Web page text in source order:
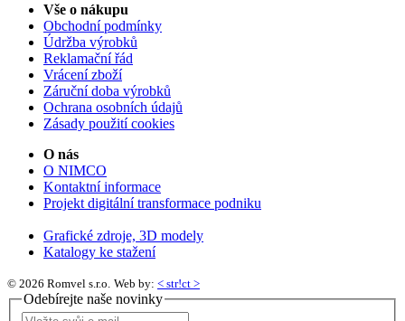
Vše o nákupu
Obchodní podmínky
Údržba výrobků
Reklamační řád
Vrácení zboží
Záruční doba výrobků
Ochrana osobních údajů
Zásady použití cookies
O nás
O NIMCO
Kontaktní informace
Projekt digitální transformace podniku
Grafické zdroje, 3D modely
Katalogy ke stažení
© 2026 Romvel s.r.o. Web by: < str!ct >
Odebírejte naše novinky